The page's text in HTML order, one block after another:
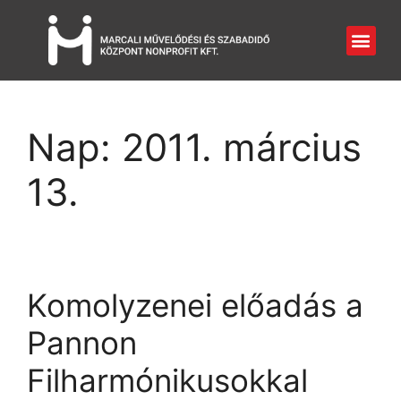
Nap: 2011. március
13.
Komolyzenei előadás a
Pannon
Filharmónikusokkal